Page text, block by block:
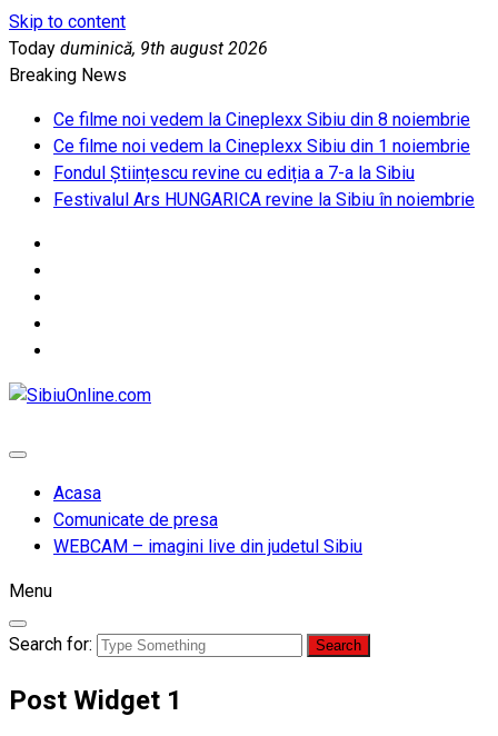
Skip to content
Today duminică, 9th august 2026
Breaking News
Ce filme noi vedem la Cineplexx Sibiu din 8 noiembrie
Ce filme noi vedem la Cineplexx Sibiu din 1 noiembrie
Fondul Științescu revine cu ediția a 7-a la Sibiu
Festivalul Ars HUNGARICA revine la Sibiu în noiembrie
Acasa
Comunicate de presa
WEBCAM – imagini live din judetul Sibiu
Menu
Search for:
Post Widget 1